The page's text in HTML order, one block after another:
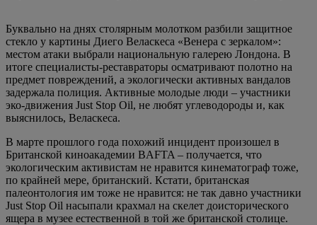
Буквально на днях столярным молотком разбили защитное
стекло у картины Диего Веласкеса «Венера с зеркалом»:
местом атаки выбрали национальную галерею Лондона. В
итоге специалисты-реставраторы осматривают полотно на
предмет повреждений, а экологически активных вандалов
задержала полиция. Активные молодые люди – участники
эко-движения Just Stop Oil, не любят углеводороды и, как
выяснилось, Веласкеса.
В марте прошлого года похожий инцидент произошел в
Британской киноакадемии BAFTA – получается, что
экологическим активистам не нравится кинематограф тоже,
по крайней мере, британский. Кстати, британская
палеонтология им тоже не нравится: не так давно участники
Just Stop Oil насыпали крахмал на скелет доисторического
ящера в музее естественной в той же британской столице.